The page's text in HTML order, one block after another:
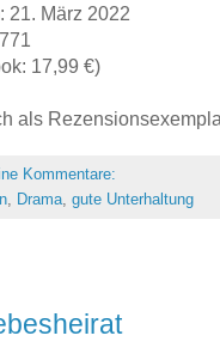
21. März 2022
17,99 €)
als
Kommentare:
Drama gute Unterhaltung